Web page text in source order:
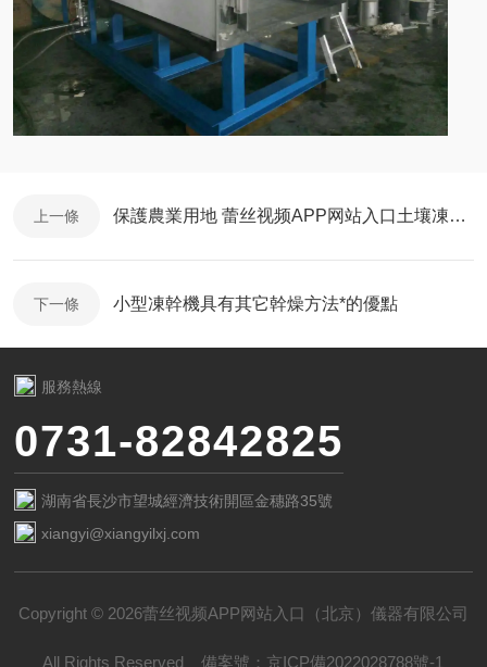
上一條 保護農業用地 蕾丝视频APP网站入口土壤凍幹機讓檢測有據可依
下一條 小型凍幹機具有其它幹燥方法*的優點
服務熱線
0731-82842825
湖南省長沙市望城經濟技術開區金穗路35號
xiangyi@xiangyilxj.com
Copyright © 2026蕾丝视频APP网站入口（北京）儀器有限公司
All Rights Reserved備案號： 京ICP備2022028788號-1